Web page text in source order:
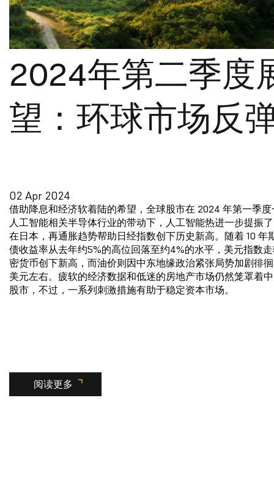
2024年第二季度
望：环球市场反
02 Apr 2024
借助降息和经济软着陆的希望，全球股市在 2024 年第一季
人工智能相关半导体行业的带动下，人工智能热进一步提振
在日本，再通胀趋势帮助日经指数创下历史新高。随着 10 年
债收益率从去年约5%的高位回落至约4%的水平，美元指数
密货币创下新高，而油价则因中东地缘政治紧张局势加剧徘
美元左右。疲软的经济数据和低迷的房地产市场仍然笼罩着
股市，不过，一系列刺激措施有助于稳定资本市场。
阅读更多